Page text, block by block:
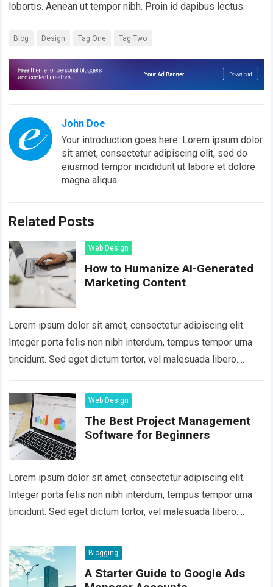
lobortis. Aenean ut tempor nibh. Proin id dapibus lectus.
Blog Design Tag One Tag Two
John Doe
Your introduction goes here. Lorem ipsum dolor
sit amet, consectetur adipiscing elit, sed do
eiusmod tempor incididunt ut labore et dolore
magna aliqua.
Related Posts
Web Design
How to Humanize AI-Generated
Marketing Content
Lorem ipsum dolor sit amet, consectetur adipiscing elit.
Integer porta felis non nibh interdum, tempus tempor urna
tincidunt. Sed eget dictum tortor, vel malesuada libero.
Web Design
The Best Project Management
Software for Beginners
Lorem ipsum dolor sit amet, consectetur adipiscing elit.
Integer porta felis non nibh interdum, tempus tempor urna
tincidunt. Sed eget dictum tortor, vel malesuada libero.
Blogging
A Starter Guide to Google Ads